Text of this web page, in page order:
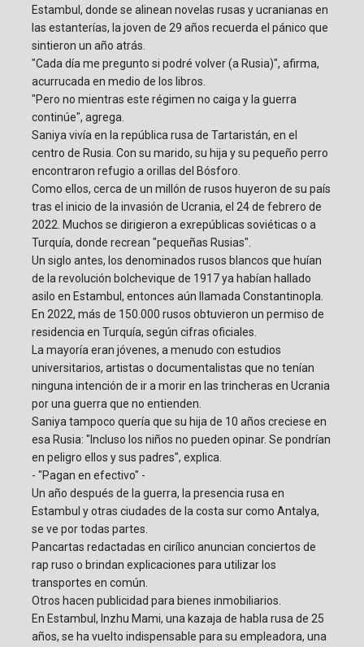
Estambul, donde se alinean novelas rusas y ucranianas en
las estanterías, la joven de 29 años recuerda el pánico que
sintieron un año atrás.
"Cada día me pregunto si podré volver (a Rusia)", afirma,
acurrucada en medio de los libros.
"Pero no mientras este régimen no caiga y la guerra
continúe", agrega.
Saniya vivía en la república rusa de Tartaristán, en el
centro de Rusia. Con su marido, su hija y su pequeño perro
encontraron refugio a orillas del Bósforo.
Como ellos, cerca de un millón de rusos huyeron de su país
tras el inicio de la invasión de Ucrania, el 24 de febrero de
2022. Muchos se dirigieron a exrepúblicas soviéticas o a
Turquía, donde recrean "pequeñas Rusias".
Un siglo antes, los denominados rusos blancos que huían
de la revolución bolchevique de 1917 ya habían hallado
asilo en Estambul, entonces aún llamada Constantinopla.
En 2022, más de 150.000 rusos obtuvieron un permiso de
residencia en Turquía, según cifras oficiales.
La mayoría eran jóvenes, a menudo con estudios
universitarios, artistas o documentalistas que no tenían
ninguna intención de ir a morir en las trincheras en Ucrania
por una guerra que no entienden.
Saniya tampoco quería que su hija de 10 años creciese en
esa Rusia: "Incluso los niños no pueden opinar. Se pondrían
en peligro ellos y sus padres", explica.
- "Pagan en efectivo" -
Un año después de la guerra, la presencia rusa en
Estambul y otras ciudades de la costa sur como Antalya,
se ve por todas partes.
Pancartas redactadas en cirílico anuncian conciertos de
rap ruso o brindan explicaciones para utilizar los
transportes en común.
Otros hacen publicidad para bienes inmobiliarios.
En Estambul, Inzhu Mami, una kazaja de habla rusa de 25
años, se ha vuelto indispensable para su empleadora, una